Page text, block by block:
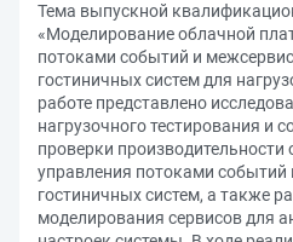
Тема выпускной
«Моделирование облачной
потоками событий и
гостиничных систем для
работе представлено
нагрузочного тестирования и
проверки
управления потоками событий
гостиничных систем, а также
моделирования сервисов для